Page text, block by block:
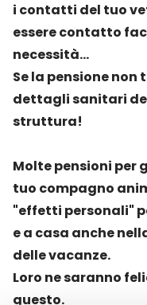
i contatti del tuo
essere contatto
necessità...
Se la pensione non
dettagli sanitari
struttura!
Molte pensioni per
tuo compagno
"effetti personali"
e a casa anche
delle vacanze.
Loro ne saranno
questo.